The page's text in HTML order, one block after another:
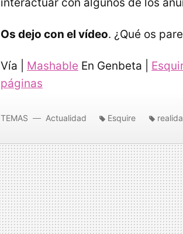
Os dejo con el vídeo. ¿Qué os
Vía | Mashable En Genbeta |
páginas
TEMAS Actualidad Esquire